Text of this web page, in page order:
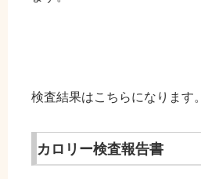
検査結果はこちらになります。
カロリー検査報告書